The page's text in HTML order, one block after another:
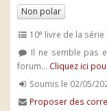
Non polar
10e livre de la série
Il ne semble pas
forum... Cliquez ici
Soumis le 02/05/
Proposer des